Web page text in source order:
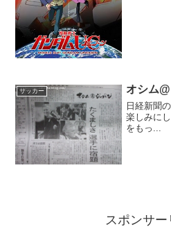
サッカー オシム
日経新聞
楽しみに
をもっ...
スポンサー